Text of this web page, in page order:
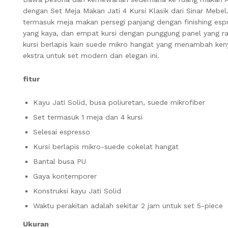
dengan Set Meja Makan Jati 4 Kursi Klasik dari Sinar
termasuk meja makan persegi panjang dengan finishing
yang kaya, dan empat kursi dengan punggung panel yang
kursi berlapis kain suede mikro hangat yang menambah
ekstra untuk set modern dan elegan ini.
fitur
Kayu Jati Solid, busa poliuretan, suede mikrofiber
Set termasuk 1 meja dan 4 kursi
Selesai espresso
Kursi berlapis mikro-suede cokelat hangat
Bantal busa PU
Gaya kontemporer
Konstruksi kayu Jati Solid
Waktu perakitan adalah sekitar 2 jam untuk set 5-piece
Ukuran